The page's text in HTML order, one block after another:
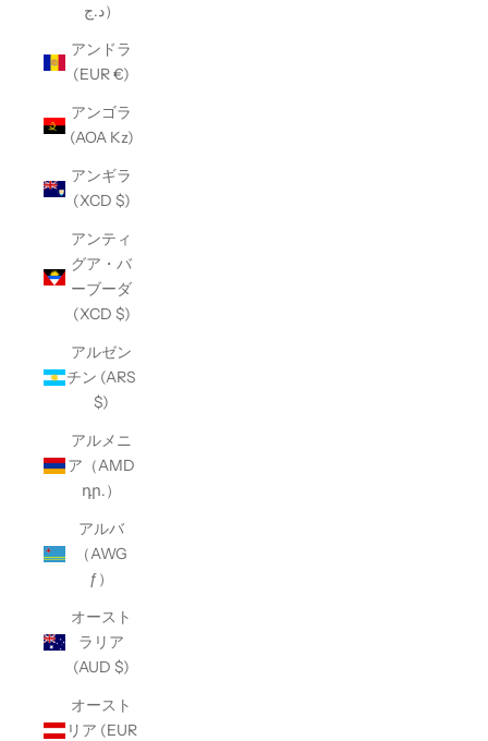
د.ج）
アンドラ
(EUR €)
アンゴラ
(AOA Kz)
アンギラ
(XCD $)
アンティ
グア・バ
ーブーダ
(XCD $)
アルゼン
チン (ARS
$)
アルメニ
ア（AMD
դր.）
アルバ
（AWG
ƒ）
オースト
ラリア
(AUD $)
オースト
リア (EUR